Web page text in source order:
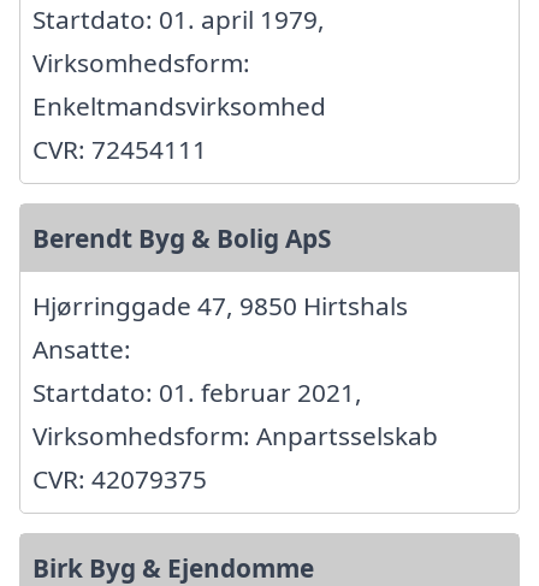
Startdato: 01. april 1979,
Virksomhedsform:
Enkeltmandsvirksomhed
CVR: 72454111
Berendt Byg & Bolig ApS
Hjørringgade 47, 9850 Hirtshals
Ansatte:
Startdato: 01. februar 2021,
Virksomhedsform: Anpartsselskab
CVR: 42079375
Birk Byg & Ejendomme